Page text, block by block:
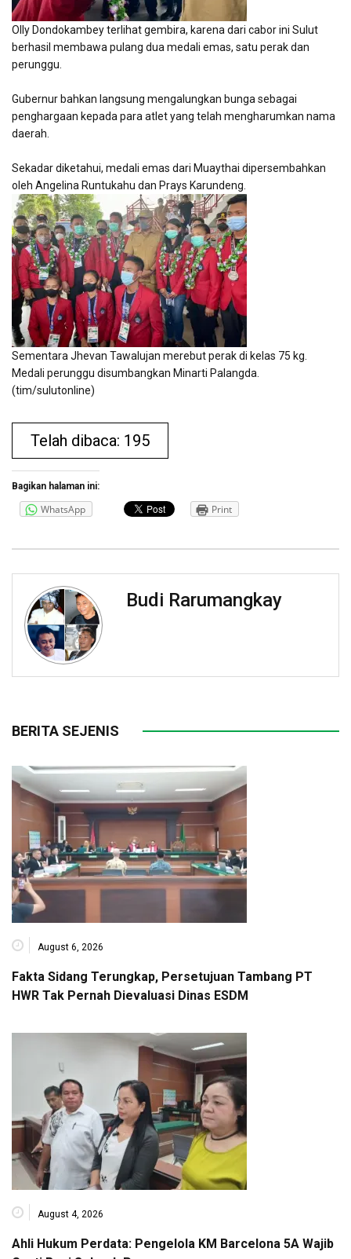
Olly Dondokambey terlihat gembira, karena dari cabor ini Sulut
berhasil membawa pulang dua medali emas, satu perak dan
perunggu.
Gubernur bahkan langsung mengalungkan bunga sebagai
penghargaan kepada para atlet yang telah mengharumkan nama
daerah.
Sekadar diketahui, medali emas dari Muaythai dipersembahkan
oleh Angelina Runtukahu dan Prays Karundeng.
Sementara Jhevan Tawalujan merebut perak di kelas 75 kg.
Medali perunggu disumbangkan Minarti Palangda.
(tim/sulutonline)
Telah dibaca: 195
Bagikan halaman ini:
WhatsApp Print
Budi Rarumangkay
BERITA SEJENIS
August 6, 2026
Fakta Sidang Terungkap, Persetujuan Tambang PT
HWR Tak Pernah Dievaluasi Dinas ESDM
August 4, 2026
Ahli Hukum Perdata: Pengelola KM Barcelona 5A Wajib